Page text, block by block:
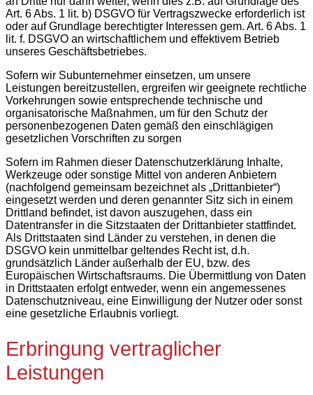
Art. 6 Abs. 1 lit. b) DSGVO für Vertragszwecke erforderlich ist
oder auf Grundlage berechtigter Interessen gem. Art. 6 Abs. 1
lit. f. DSGVO an wirtschaftlichem und effektivem Betrieb
unseres Geschäftsbetriebes.
Sofern wir Subunternehmer einsetzen, um unsere
Leistungen bereitzustellen, ergreifen wir geeignete rechtliche
Vorkehrungen sowie entsprechende technische und
organisatorische Maßnahmen, um für den Schutz der
personenbezogenen Daten gemäß den einschlägigen
gesetzlichen Vorschriften zu sorgen
Sofern im Rahmen dieser Datenschutzerklärung Inhalte,
Werkzeuge oder sonstige Mittel von anderen Anbietern
(nachfolgend gemeinsam bezeichnet als „Drittanbieter“)
eingesetzt werden und deren genannter Sitz sich in einem
Drittland befindet, ist davon auszugehen, dass ein
Datentransfer in die Sitzstaaten der Drittanbieter stattfindet.
Als Drittstaaten sind Länder zu verstehen, in denen die
DSGVO kein unmittelbar geltendes Recht ist, d.h.
grundsätzlich Länder außerhalb der EU, bzw. des
Europäischen Wirtschaftsraums. Die Übermittlung von Daten
in Drittstaaten erfolgt entweder, wenn ein angemessenes
Datenschutzniveau, eine Einwilligung der Nutzer oder sonst
eine gesetzliche Erlaubnis vorliegt.
Erbringung vertraglicher
Leistungen